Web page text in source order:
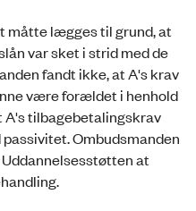
måtte lægges til grund, at
var sket i strid med de
fandt ikke, at A's krav
være forældet i henhold
A's tilbagebetalingskrav
Ombudsmanden
at